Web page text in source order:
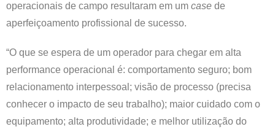
operacionais de campo resultaram em um case de
aperfeiçoamento profissional de sucesso.
“O que se espera de um operador para chegar em alta
performance operacional é: comportamento seguro; bom
relacionamento interpessoal; visão de processo (precisa
conhecer o impacto de seu trabalho); maior cuidado com o
equipamento; alta produtividade; e melhor utilização do